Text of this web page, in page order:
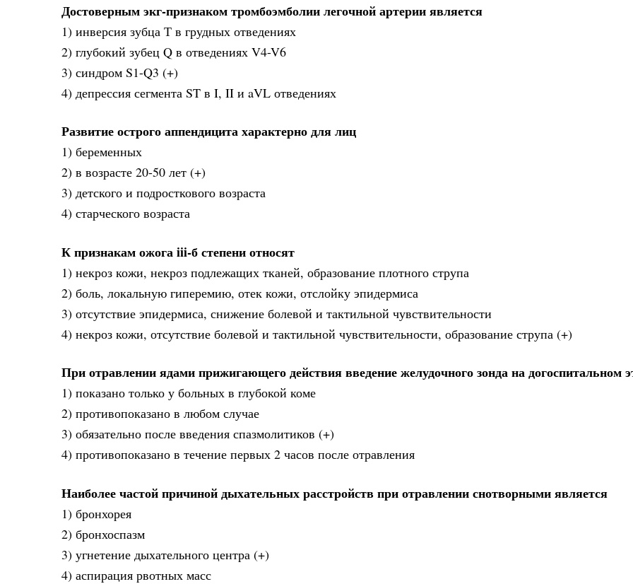
Достоверным экг-признаком тромбоэмболии легочной артерии является
1) инверсия зубца Т в грудных отведениях
2) глубокий зубец Q в отведениях V4-V6
3) синдром S1-Q3 (+)
4) депрессия сегмента ST в I, II и aVL отведениях
Развитие острого аппендицита характерно для лиц
1) беременных
2) в возрасте 20-50 лет (+)
3) детского и подросткового возраста
4) старческого возраста
К признакам ожога iii-б степени относят
1) некроз кожи, некроз подлежащих тканей, образование плотного струпа
2) боль, локальную гиперемию, отек кожи, отслойку эпидермиса
3) отсутствие эпидермиса, снижение болевой и тактильной чувствительности
4) некроз кожи, отсутствие болевой и тактильной чувствительности, образование струпа (+)
При отравлении ядами прижигающего действия введение желудочного зонда на догоспитальном
1) показано только у больных в глубокой коме
2) противопоказано в любом случае
3) обязательно после введения спазмолитиков (+)
4) противопоказано в течение первых 2 часов после отравления
Наиболее частой причиной дыхательных расстройств при отравлении снотворными является
1) бронхорея
2) бронхоспазм
3) угнетение дыхательного центра (+)
4) аспирация рвотных масс